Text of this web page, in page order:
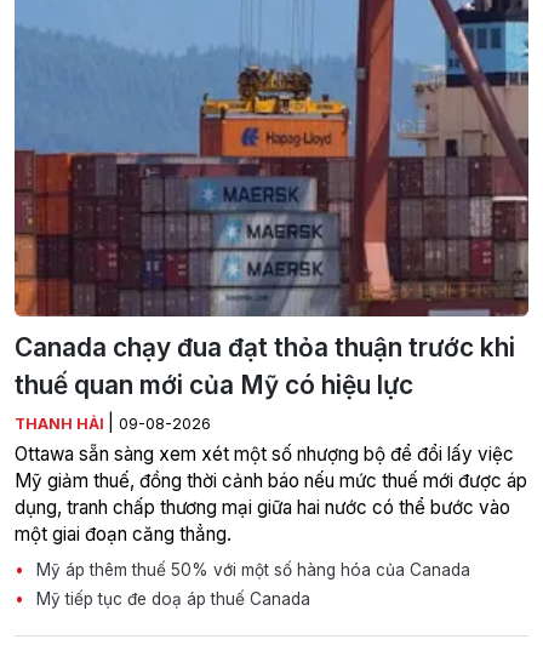
Canada chạy đua đạt thỏa thuận trước khi
thuế quan mới của Mỹ có hiệu lực
THANH HẢI 09-08-2026
Ottawa sẵn sàng xem xét một số nhượng bộ để đổi lấy việc
Mỹ giảm thuế, đồng thời cảnh báo nếu mức thuế mới được áp
dụng, tranh chấp thương mại giữa hai nước có thể bước vào
một giai đoạn căng thẳng.
Mỹ áp thêm thuế 50% với một số hàng hóa của Canada
Mỹ tiếp tục đe doạ áp thuế Canada